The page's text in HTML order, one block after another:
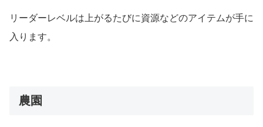
リーダーレベルは上がるたびに資源などのアイテムが手に
入ります。
農園